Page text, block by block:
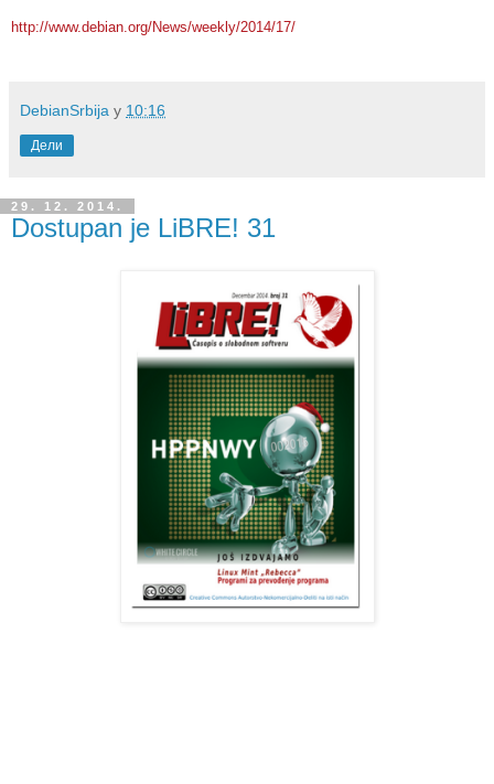
http://www.debian.org/News/weekly/2014/17/
DebianSrbija у 10:16
Дели
29. 12. 2014.
Dostupan je LiBRE! 31